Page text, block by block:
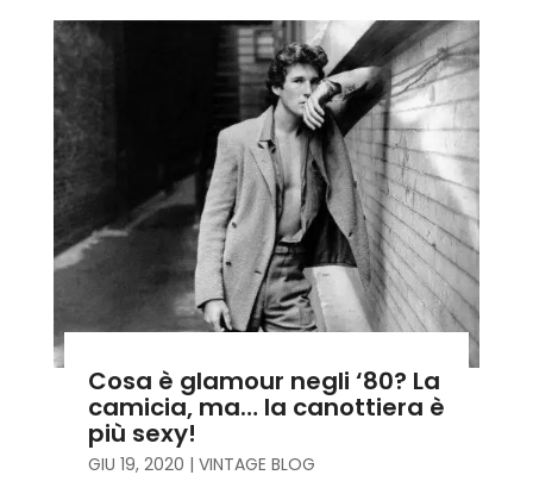
Cosa è glamour negli ‘80? La
camicia, ma… la canottiera è
più sexy!
GIU 19, 2020 | VINTAGE BLOG